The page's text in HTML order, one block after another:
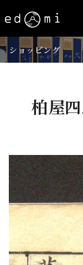
ショッピング
柏屋
+
-
466/515